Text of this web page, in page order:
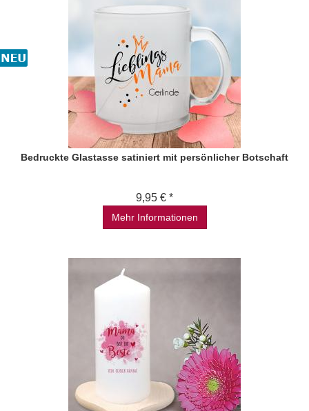
Bedruckte Glastasse satiniert mit persönlicher Botschaft
9,95 € *
Mehr Informationen